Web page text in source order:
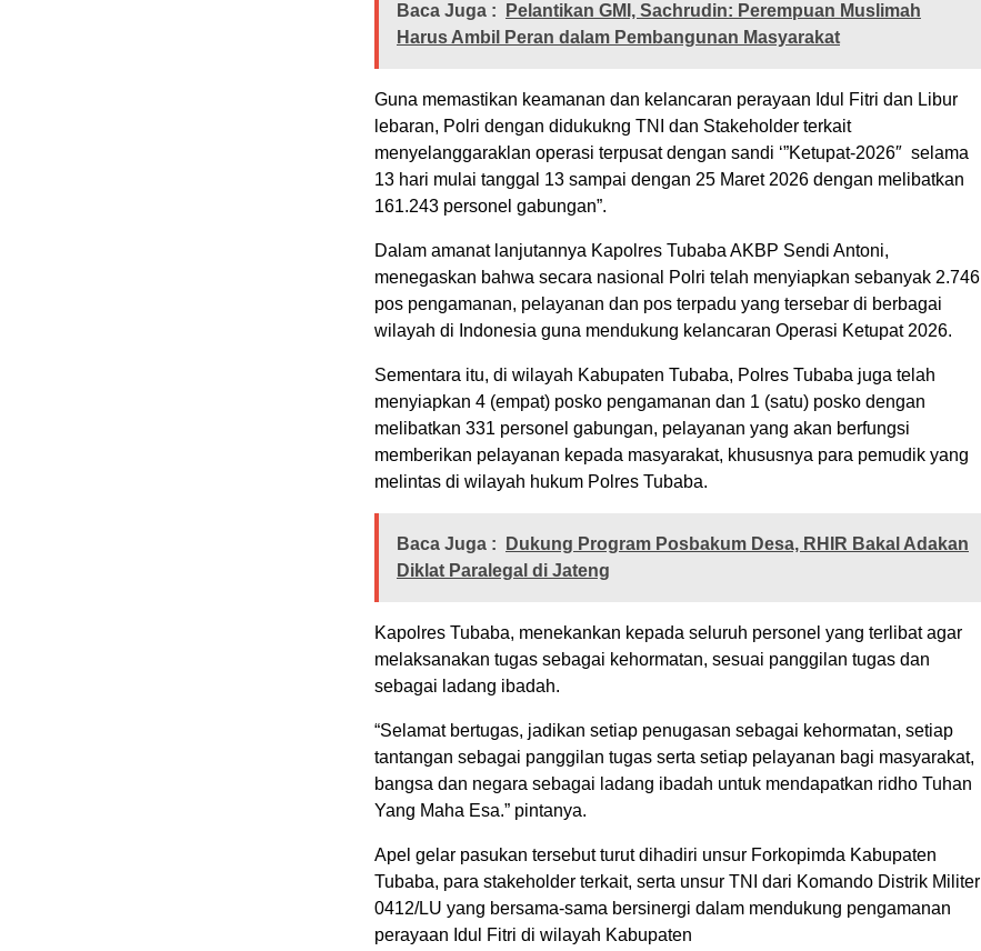
Baca Juga :
Pelantikan GMI, Sachrudin: Perempuan Muslimah
Harus Ambil Peran dalam Pembangunan Masyarakat
Guna memastikan keamanan dan kelancaran perayaan Idul Fitri dan Libur
lebaran, Polri dengan didukukng TNI dan Stakeholder terkait
menyelanggaraklan operasi terpusat dengan sandi ‘”Ketupat-2026″ selama
13 hari mulai tanggal 13 sampai dengan 25 Maret 2026 dengan melibatkan
161.243 personel gabungan”.
Dalam amanat lanjutannya Kapolres Tubaba AKBP Sendi Antoni,
menegaskan bahwa secara nasional Polri telah menyiapkan sebanyak 2.746
pos pengamanan, pelayanan dan pos terpadu yang tersebar di berbagai
wilayah di Indonesia guna mendukung kelancaran Operasi Ketupat 2026.
Sementara itu, di wilayah Kabupaten Tubaba, Polres Tubaba juga telah
menyiapkan 4 (empat) posko pengamanan dan 1 (satu) posko dengan
melibatkan 331 personel gabungan, pelayanan yang akan berfungsi
memberikan pelayanan kepada masyarakat, khususnya para pemudik yang
melintas di wilayah hukum Polres Tubaba.
Baca Juga :
Dukung Program Posbakum Desa, RHIR Bakal Adakan
Diklat Paralegal di Jateng
Kapolres Tubaba, menekankan kepada seluruh personel yang terlibat agar
melaksanakan tugas sebagai kehormatan, sesuai panggilan tugas dan
sebagai ladang ibadah.
“Selamat bertugas, jadikan setiap penugasan sebagai kehormatan, setiap
tantangan sebagai panggilan tugas serta setiap pelayanan bagi masyarakat,
bangsa dan negara sebagai ladang ibadah untuk mendapatkan ridho Tuhan
Yang Maha Esa.” pintanya.
Apel gelar pasukan tersebut turut dihadiri unsur Forkopimda Kabupaten
Tubaba, para stakeholder terkait, serta unsur TNI dari Komando Distrik Militer
0412/LU yang bersama-sama bersinergi dalam mendukung pengamanan
perayaan Idul Fitri di wilayah Kabupaten